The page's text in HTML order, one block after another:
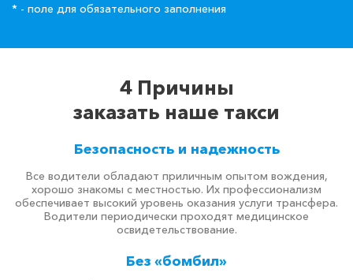
* - поле для обязательного заполнения
4 Причины
заказать наше такси
Безопасность и надежность
Все водители обладают приличным опытом вождения,
хорошо знакомы с местностью. Их профессионализм
обеспечивает высокий уровень оказания услуги трансфера.
Водители периодически проходят медицинское
освидетельствование.
Без «бомбил»